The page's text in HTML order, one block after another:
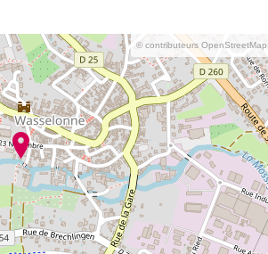
© contributeurs OpenStreetMap